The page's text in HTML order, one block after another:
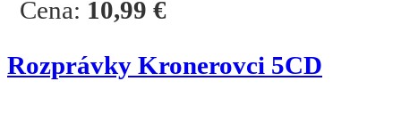
Cena: 10,99 €
Rozprávky Kronerovci 5CD